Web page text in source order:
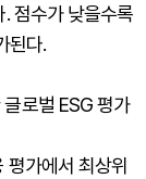
. 점수가 낮을수록
된다.
로벌 ESG 평가
가에서 최상위